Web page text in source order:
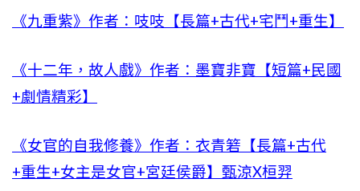
《九重紫》作者：吱吱【長篇+古代+宅鬥+重生】
《十二年，故人戲》作者：墨寶非寶【短篇+民國
+劇情精彩】
《女官的自我修養》作者：衣青箬【長篇+古代
+重生+女主是女官+宮廷侯爵】甄涼X桓羿